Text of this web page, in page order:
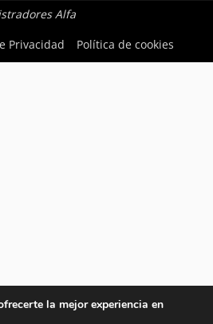
Alfa
Privacidad Política de cookies
la mejor experiencia en